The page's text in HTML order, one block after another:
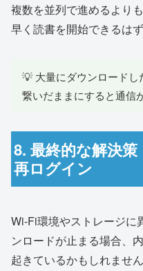
複数を並列で進めるより
早く読書を開始できるはず
💡 大量にダウンロード
繋いだままにすると通信
8. 最終的な解決
再ログイン
Wi-Fi環境やストレージに
ンロードが止まる場合、
起きているかもしれません